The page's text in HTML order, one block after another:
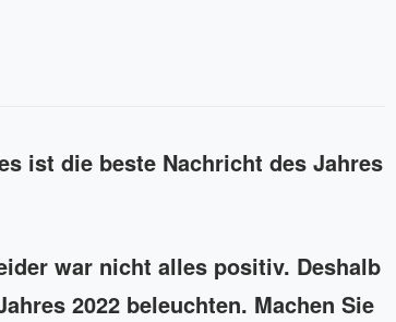
ist die beste Nachricht des Jahres
war nicht alles positiv. Deshalb
2022 beleuchten. Machen Sie